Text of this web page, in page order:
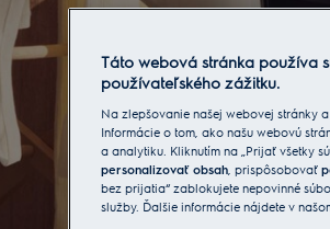
Táto webová stránka používa
používateľského zážitku.
Na zlepšovanie našej webovej stránky
Informácie o tom, ako našu webovú
a analytiku. Kliknutím na „Prijať všetky
personalizovať obsah, prispôsobovať
bez prijatia“ zablokujete nepovinné
služby. Ďalšie informácie nájdete v